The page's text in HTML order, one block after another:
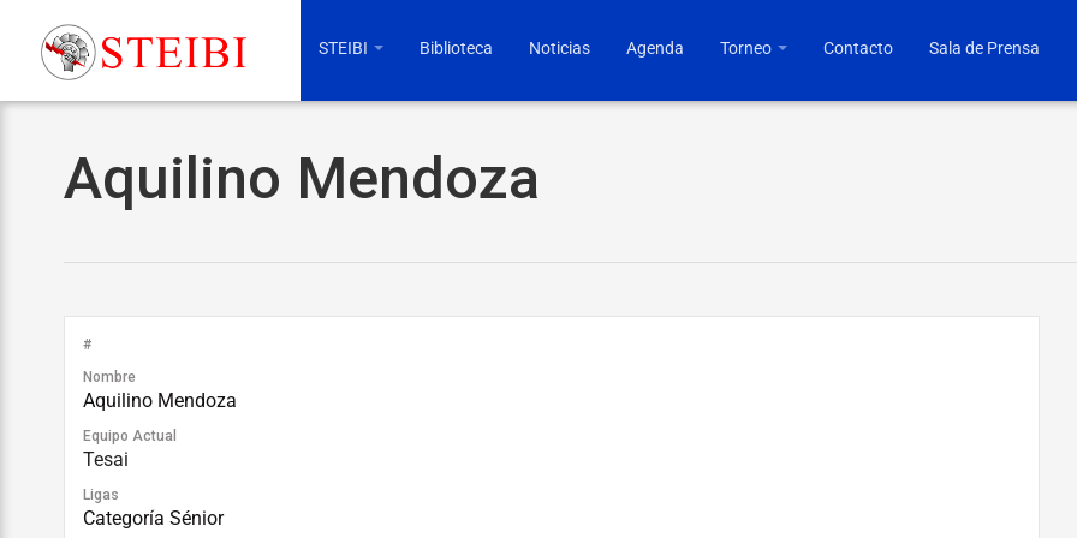
STEIBI Biblioteca Noticias Agenda Torneo Contacto Sala de Prensa
Aquilino Mendoza
#
Nombre
Aquilino Mendoza
Equipo Actual
Tesai
Ligas
Categoría Sénior